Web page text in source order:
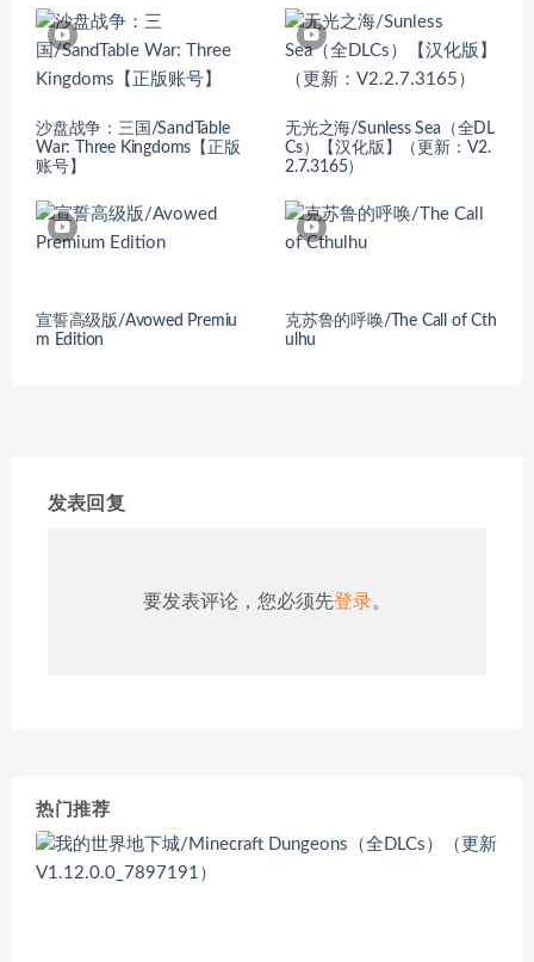
沙盘战争：三国/SandTable
War: Three Kingdoms【正版
账号】
无光之海/Sunless Sea（全DL
Cs）【汉化版】（更新：V2.
2.7.3165）
宣誓高级版/Avowed Premiu
m Edition
克苏鲁的呼唤/The Call of Cth
ulhu
发表回复
要发表评论，您必须先登录。
热门推荐